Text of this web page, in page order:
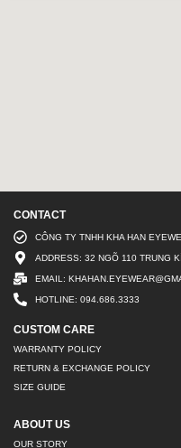
CONTACT
CÔNG TY TNHH KHA HAN
ADDRESS: 32 NGÕ 110 TRUNG
EMAIL:
HOTLINE: 094.686.3333
CUSTOM CARE
WARRANTY POLICY
RETURN & EXCHANGE POLICY
SIZE GUIDE
ABOUT US
OUR STORY